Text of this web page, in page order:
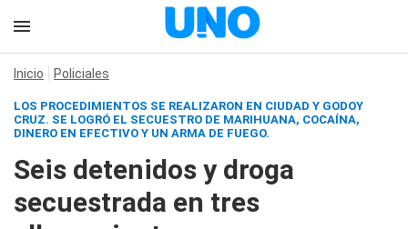
Inicio Policiales
LOS PROCEDIMIENTOS SE REALIZARON EN CIUDAD Y GODOY
CRUZ. SE LOGRÓ EL SECUESTRO DE MARIHUANA, COCAÍNA,
DINERO EN EFECTIVO Y UN ARMA DE FUEGO.
Seis detenidos y droga
secuestrada en tres